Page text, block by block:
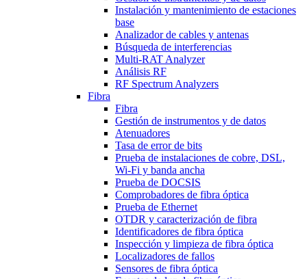
Instalación y mantenimiento de estaciones
base
Analizador de cables y antenas
Búsqueda de interferencias
Multi-RAT Analyzer
Análisis RF
RF Spectrum Analyzers
Fibra
Fibra
Gestión de instrumentos y de datos
Atenuadores
Tasa de error de bits
Prueba de instalaciones de cobre, DSL,
Wi-Fi y banda ancha
Prueba de DOCSIS
Comprobadores de fibra óptica
Prueba de Ethernet
OTDR y caracterización de fibra
Identificadores de fibra óptica
Inspección y limpieza de fibra óptica
Localizadores de fallos
Sensores de fibra óptica